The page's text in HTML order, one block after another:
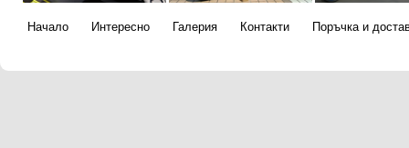
Начало Интересно Галерия Контакти Поръчка и